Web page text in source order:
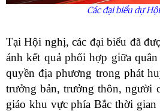
Các đại biểu dự
Tại Hội nghị, các đại biểu đã
ánh kết quả phối hợp giữa
quyền địa phương trong phát
trưởng bản, trưởng thôn, người
giáo khu vực phía Bắc thời